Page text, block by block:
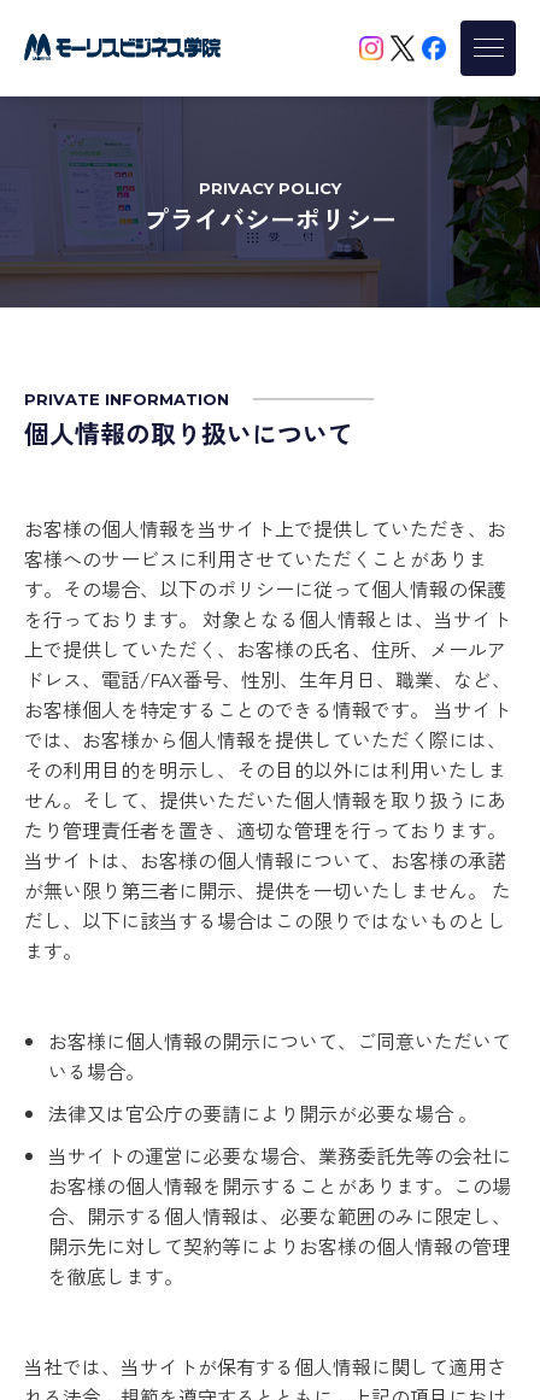
PRIVACY POLICY
プライバシーポリシー
PRIVATE INFORMATION
個人情報の取り扱いについて
お客様の個人情報を当サイト上で提供していただき、お
客様へのサービスに利用させていただくことがありま
す。その場合、以下のポリシーに従って個人情報の保護
を行っております。 対象となる個人情報とは、当サイト
上で提供していただく、お客様の氏名、住所、メールア
ドレス、電話/FAX番号、性別、生年月日、職業、など、
お客様個人を特定することのできる情報です。 当サイト
では、お客様から個人情報を提供していただく際には、
その利用目的を明示し、その目的以外には利用いたしま
せん。そして、提供いただいた個人情報を取り扱うにあ
たり管理責任者を置き、適切な管理を行っております。
当サイトは、お客様の個人情報について、お客様の承諾
が無い限り第三者に開示、提供を一切いたしません。 た
だし、以下に該当する場合はこの限りではないものとし
ます。
お客様に個人情報の開示について、ご同意いただいて
いる場合。
法律又は官公庁の要請により開示が必要な場合 。
当サイトの運営に必要な場合、業務委託先等の会社に
お客様の個人情報を開示することがあります。この場
合、開示する個人情報は、必要な範囲のみに限定し、
開示先に対して契約等によりお客様の個人情報の管理
を徹底します。
当社では、当サイトが保有する個人情報に関して適用さ